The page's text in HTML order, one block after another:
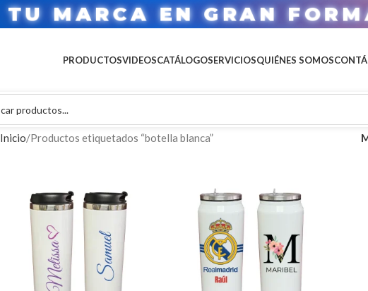
TU MARCA EN GRAN
PRODUCTOSVIDEOSCATÁLOGOSERVICIOSQUIÉNES SOMOS
Inicio Productos etiquetados “botella blanca”